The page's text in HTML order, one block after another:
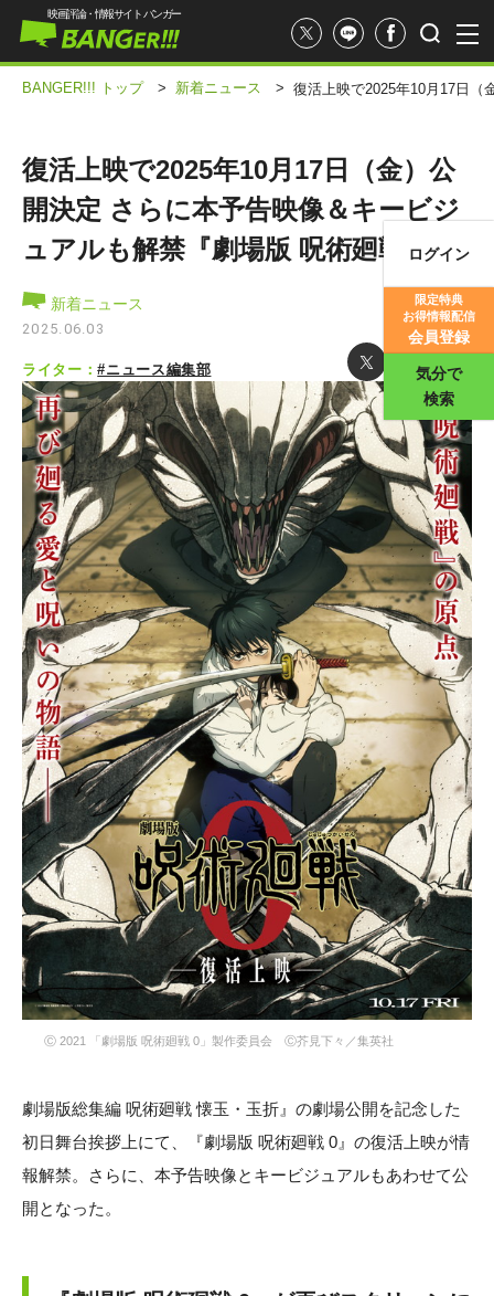
映画評論・情報サイト バンガー
ログイン
限定特典
お得情報配信
会員登録
気分で
検索
BANGER!!! トップ > 新着ニュース > 復活上映で2025年10月17日（
復活上映で2025年10月17日（金）公
開決定 さらに本予告映像＆キービジ
ュアルも解禁『劇場版 呪術廻戦 0』
新着ニュース
2025.06.03
ライター：#ニュース編集部
Ⓒ 2021 「劇場版 呪術廻戦 0」製作委員会 Ⓒ芥見下々／集英社
劇場版総集編 呪術廻戦 懐玉・玉折』の劇場公開を記念した
初日舞台挨拶上にて、『劇場版 呪術廻戦 0』の復活上映が情
報解禁。さらに、本予告映像とキービジュアルもあわせて公
開となった。